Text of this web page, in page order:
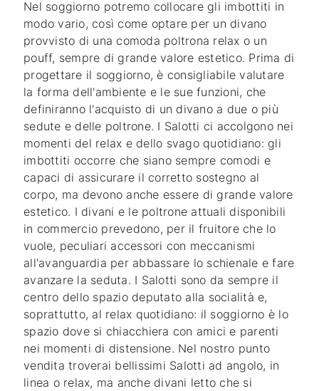
Nel soggiorno potremo collocare gli imbottiti in
modo vario, così come optare per un divano
provvisto di una comoda poltrona relax o un
pouff, sempre di grande valore estetico. Prima di
progettare il soggiorno, è consigliabile valutare
la forma dell'ambiente e le sue funzioni, che
definiranno l'acquisto di un divano a due o più
sedute e delle poltrone. I Salotti ci accolgono nei
momenti del relax e dello svago quotidiano: gli
imbottiti occorre che siano sempre comodi e
capaci di assicurare il corretto sostegno al
corpo, ma devono anche essere di grande valore
estetico. I divani e le poltrone attuali disponibili
in commercio prevedono, per il fruitore che lo
vuole, peculiari accessori con meccanismi
all'avanguardia per abbassare lo schienale e fare
avanzare la seduta. I Salotti sono da sempre il
centro dello spazio deputato alla socialità e,
soprattutto, al relax quotidiano: il soggiorno è lo
spazio dove si chiacchiera con amici e parenti
nei momenti di distensione. Nel nostro punto
vendita troverai bellissimi Salotti ad angolo, in
linea o relax, ma anche divani letto che si